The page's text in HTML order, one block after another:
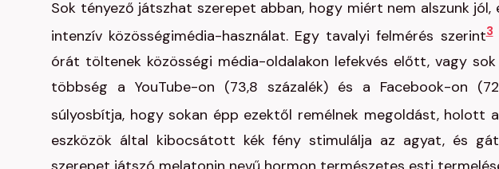
Sok tényező játszhat szerepet abban, hogy miért nem alszunk jól,
intenzív közösségimédia-használat. Egy tavalyi felmérés szerint3
órát töltenek közösségi média-oldalakon lefekvés előtt, vagy
többség a YouTube-on (73,8 százalék) és a Facebook-on
súlyosbítja, hogy sokan épp ezektől remélnek megoldást, holott
eszközök által kibocsátott kék fény stimulálja az agyat, és